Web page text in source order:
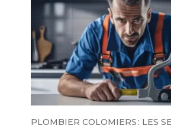
PLOMBIER COLOMIERS : LES